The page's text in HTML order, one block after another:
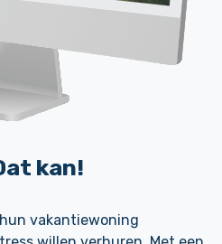
kan!
vakantiewoning